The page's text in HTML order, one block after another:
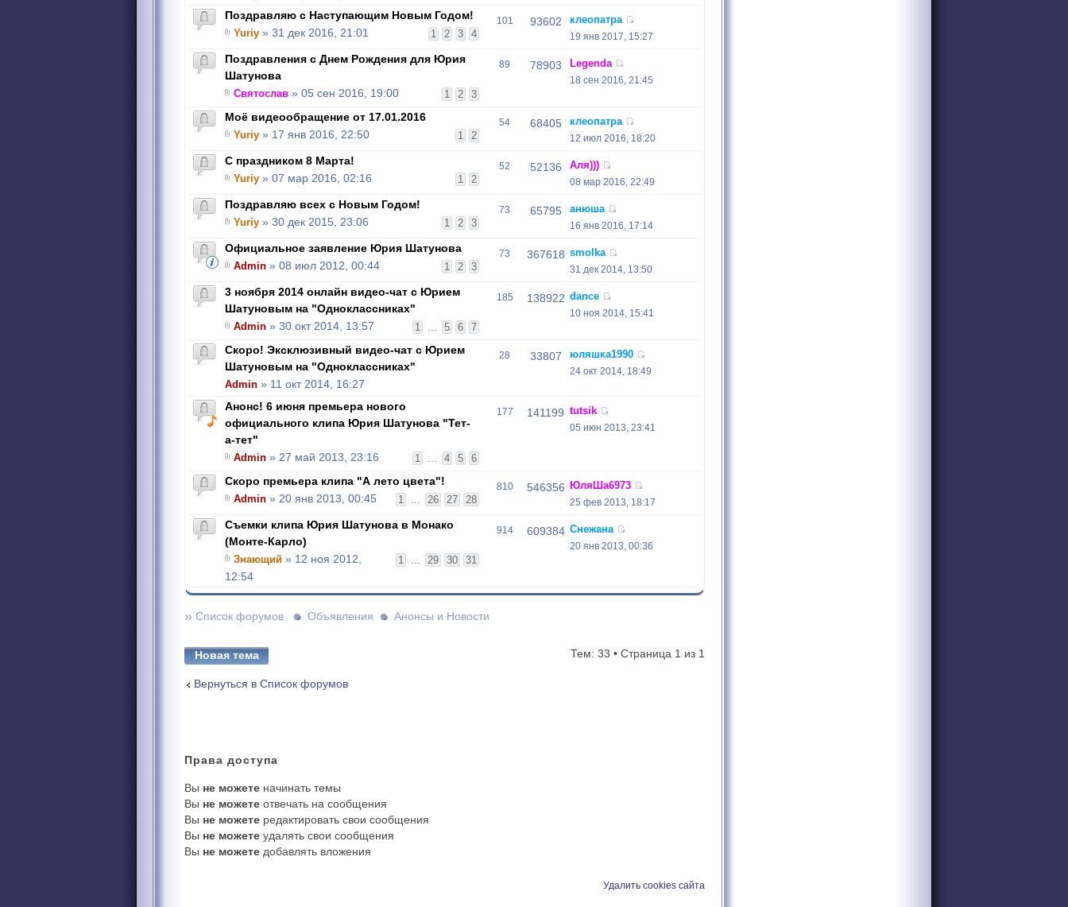
Поздравляю с Наступающим Новым Годом!
1 2 3 4
Yuriy » 31 дек 2016, 21:01
101 93602 клеопатра
19 янв 2017, 15:27
Поздравления с Днем Рождения для Юрия
Шатунова
1 2 3
Святослав » 05 сен 2016, 19:00
89 78903 Legenda
18 сен 2016, 21:45
Моё видеообращение от 17.01.2016
1 2
Yuriy » 17 янв 2016, 22:50
54 68405 клеопатра
12 июл 2016, 18:20
C праздником 8 Марта!
1 2
Yuriy » 07 мар 2016, 02:16
52 52136 Аля)))
08 мар 2016, 22:49
Поздравляю всех с Новым Годом!
1 2 3
Yuriy » 30 дек 2015, 23:06
73 65795 анюша
16 янв 2016, 17:14
Официальное заявление Юрия Шатунова
1 2 3
Admin » 08 июл 2012, 00:44
73 367618 smolka
31 дек 2014, 13:50
3 ноября 2014 онлайн видео-чат с Юрием
Шатуновым на "Одноклассниках"
1 ... 5 6 7
Admin » 30 окт 2014, 13:57
185 138922 dance
10 ноя 2014, 15:41
Скоро! Эксклюзивный видео-чат с Юрием
Шатуновым на "Одноклассниках"
Admin » 11 окт 2014, 16:27
28 33807 юляшка1990
24 окт 2014, 18:49
Анонс! 6 июня премьера нового
официального клипа Юрия Шатунова "Тет-
а-тет"
1 ... 4 5 6
Admin » 27 май 2013, 23:16
177 141199 tutsik
05 июн 2013, 23:41
Скоро премьера клипа "А лето цвета"!
1 ... 26 27 28
Admin » 20 янв 2013, 00:45
810 546356 ЮляШа6973
25 фев 2013, 18:17
Съемки клипа Юрия Шатунова в Монако
(Монте-Карло)
1 ... 29 30 31
Знающий » 12 ноя 2012,
12:54
914 609384 Снежана
20 янв 2013, 00:36
» Список форумов Объявления Анонсы и Новости
Новая тема Тем: 33 • Страница 1 из 1
Вернуться в Список форумов
Права доступа
Вы не можете начинать темы
Вы не можете отвечать на сообщения
Вы не можете редактировать свои сообщения
Вы не можете удалять свои сообщения
Вы не можете добавлять вложения
Удалить cookies сайта